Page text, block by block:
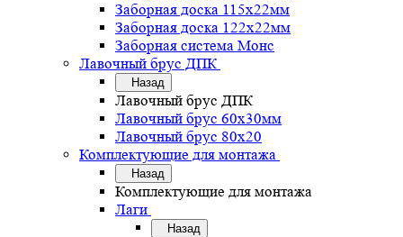
Заборная доска 115х22мм
Заборная доска 122х22мм
Заборная система Монс
Лавочный брус ДПК
Назад
Лавочный брус ДПК
Лавочный брус 60х30мм
Лавочный брус 80х20
Комплектующие для монтажа
Назад
Комплектующие для монтажа
Лаги
Назад